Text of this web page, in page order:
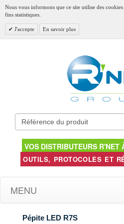
Nous vous informons que ce site utilise des
fins statistiques.
J'accepte En savoir plus
VOS DISTRIBUTEURS R'NET
OUTILS, PROTOCOLES ET
MENU
Pépite LED R7S